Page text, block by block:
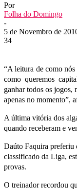
Por
Folha do Domingo
-
5 de Novembro de
34
“A leitura de como nós
como queremos
ganhar todos os jogos,
apenas no momento”,
A última vitória dos
quando receberam e
Daúto Faquira preferiu
classificado da Liga,
provas.
O treinador recordou